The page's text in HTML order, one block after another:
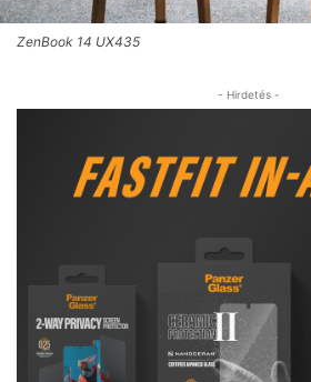
ZenBook 14 UX435
- Hirdetés -